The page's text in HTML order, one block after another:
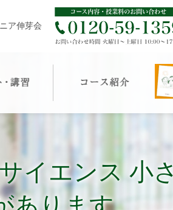
ア伸芽会
イエンス 小